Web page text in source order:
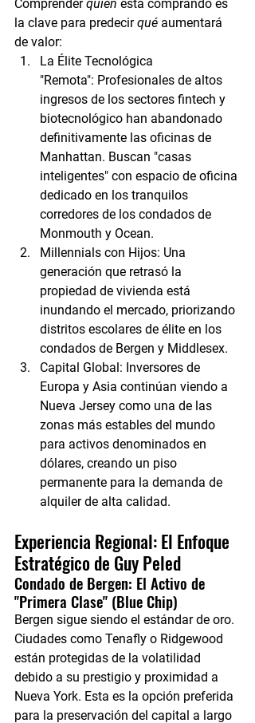
Comprender quién está comprando es
la clave para predecir qué aumentará
de valor:
La Élite Tecnológica
"Remota": Profesionales de altos
ingresos de los sectores fintech y
biotecnológico han abandonado
definitivamente las oficinas de
Manhattan. Buscan "casas
inteligentes" con espacio de oficina
dedicado en los tranquilos
corredores de los condados de
Monmouth y Ocean.
Millennials con Hijos: Una
generación que retrasó la
propiedad de vivienda está
inundando el mercado, priorizando
distritos escolares de élite en los
condados de Bergen y Middlesex.
Capital Global: Inversores de
Europa y Asia continúan viendo a
Nueva Jersey como una de las
zonas más estables del mundo
para activos denominados en
dólares, creando un piso
permanente para la demanda de
alquiler de alta calidad.
Experiencia Regional: El Enfoque
Estratégico de Guy Peled
Condado de Bergen: El Activo de
"Primera Clase" (Blue Chip)
Bergen sigue siendo el estándar de oro.
Ciudades como Tenafly o Ridgewood
están protegidas de la volatilidad
debido a su prestigio y proximidad a
Nueva York. Esta es la opción preferida
para la preservación del capital a largo